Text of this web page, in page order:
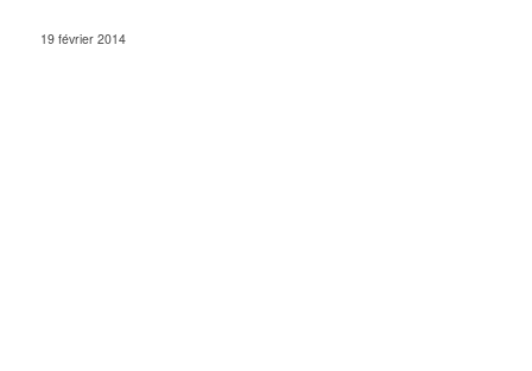
19 février 2014